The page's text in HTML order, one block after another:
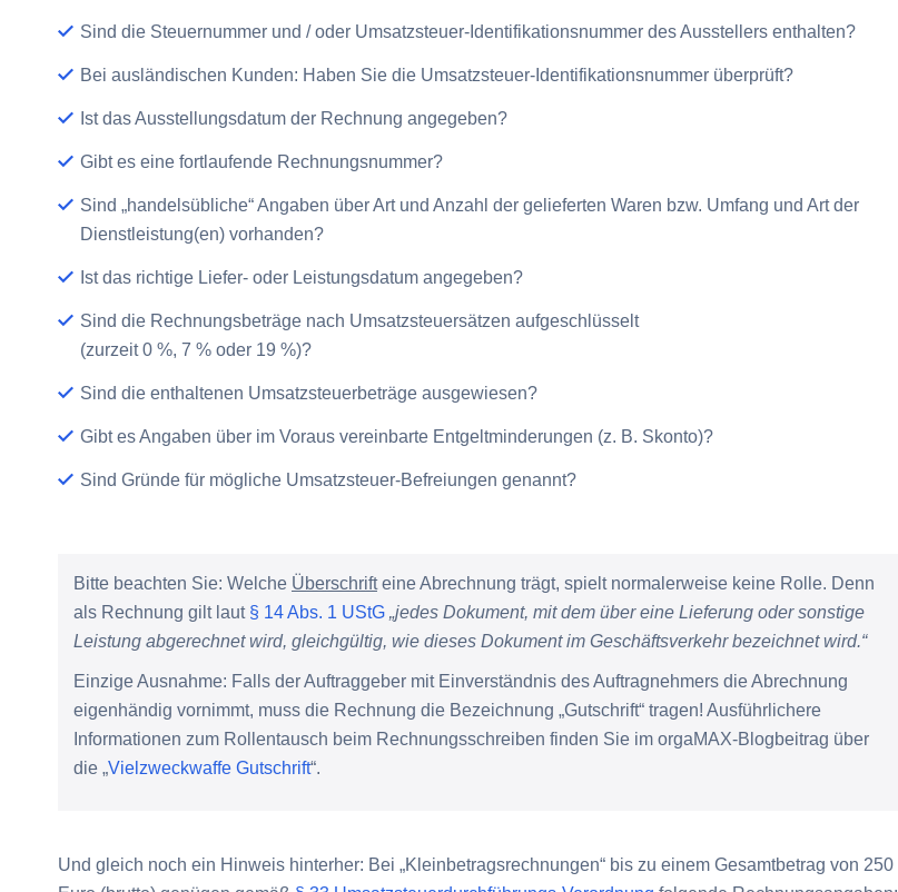
Sind die Steuernummer und / oder Umsatzsteuer-Identifikationsnummer des Ausstellers enthalten?
Bei ausländischen Kunden: Haben Sie die Umsatzsteuer-Identifikationsnummer überprüft?
Ist das Ausstellungsdatum der Rechnung angegeben?
Gibt es eine fortlaufende Rechnungsnummer?
Sind „handelsübliche“ Angaben über Art und Anzahl der gelieferten Waren bzw. Umfang und Art der
Dienstleistung(en) vorhanden?
Ist das richtige Liefer- oder Leistungsdatum angegeben?
Sind die Rechnungsbeträge nach Umsatzsteuersätzen aufgeschlüsselt
(zurzeit 0 %, 7 % oder 19 %)?
Sind die enthaltenen Umsatzsteuerbeträge ausgewiesen?
Gibt es Angaben über im Voraus vereinbarte Entgeltminderungen (z. B. Skonto)?
Sind Gründe für mögliche Umsatzsteuer-Befreiungen genannt?
Bitte beachten Sie: Welche Überschrifteine Abrechnung trägt, spielt normalerweise keine Rolle. Denn
als Rechnung gilt laut § 14 Abs. 1 UStG „jedes Dokument, mit dem über eine Lieferung oder sonstige
Leistung abgerechnet wird, gleichgültig, wie dieses Dokument im Geschäftsverkehr bezeichnet wird.“
Einzige Ausnahme: Falls der Auftraggeber mit Einverständnis des Auftragnehmers die Abrechnung
eigenhändig vornimmt, muss die Rechnung die Bezeichnung „Gutschrift“ tragen! Ausführlichere
Informationen zum Rollentausch beim Rechnungsschreiben finden Sie im orgaMAX-Blogbeitrag über
die „Vielzweckwaffe Gutschrift“.
Und gleich noch ein Hinweis hinterher: Bei „Kleinbetragsrechnungen“ bis zu einem Gesamtbetrag von 250